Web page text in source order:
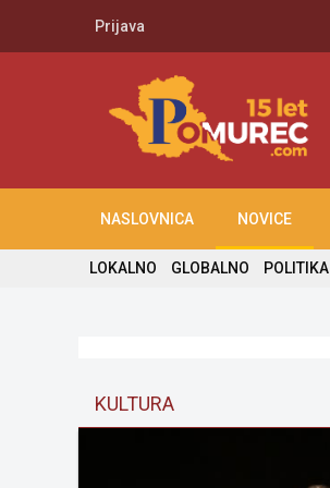
Prijava
NASLOVNICA NOVICE
LOKALNO GLOBALNO POLITIKA
KULTURA